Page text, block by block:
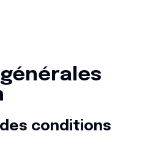
conditions